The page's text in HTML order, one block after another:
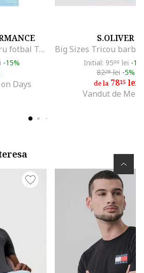
Tricou slim-fit pentru fotbal Tabela 23, Albastru glaciar
-15%
Days
S.OLIVER
Initial: 9599 lei -
8228lei -5%
de la7815lei
Vandut de